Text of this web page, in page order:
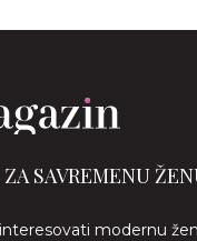
SAVREMENU
modernu